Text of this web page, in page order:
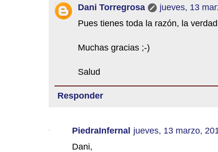
Dani Torregrosa
jueves, 13
Pues tienes toda la razón, la
Muchas gracias ;-)
Salud
Responder
PiedraInfernal jueves, 13 marzo,
Dani,